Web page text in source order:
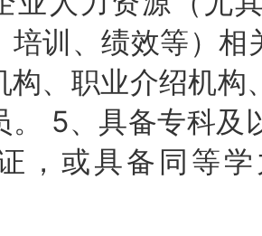
培训、绩效等）相
构、职业介绍机构
。 5、具备专科及
，或具备同等